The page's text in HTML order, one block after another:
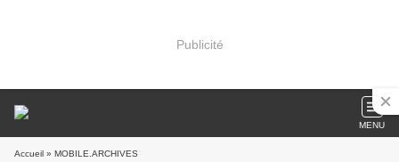
Publicité
MENU
Accueil » MOBILE.ARCHIVES